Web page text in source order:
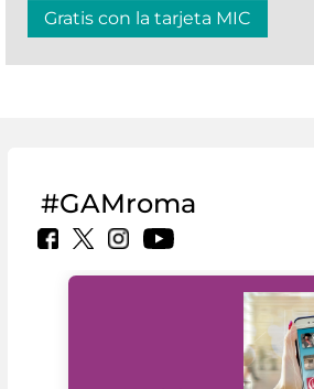
Gratis con la tarjeta MIC
#GAMroma